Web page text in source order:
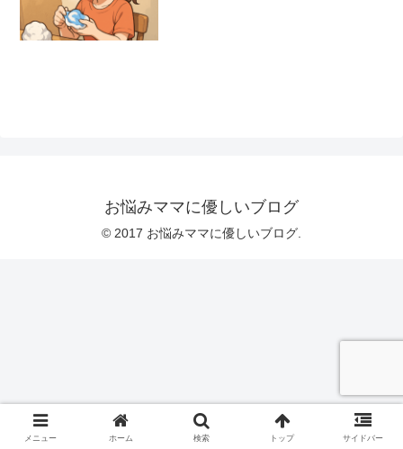
お悩みママに優しいブログ
© 2017 お悩みママに優しいブログ.
メニュー ホーム 検索 トップ サイドバー